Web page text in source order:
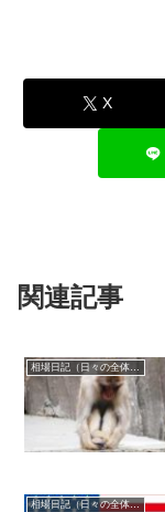
X
関連記事
相場日記（日々の全体相場観）
相場日記（日々の全体相場観）